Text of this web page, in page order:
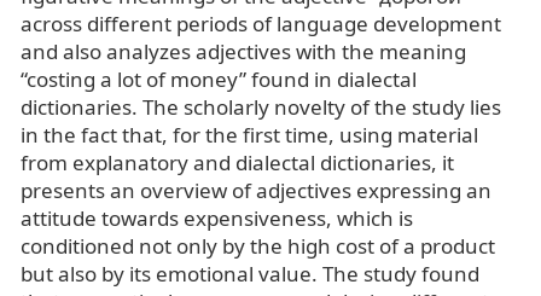
across different periods of language development
and also analyzes adjectives with the meaning
“costing a lot of money” found in dialectal
dictionaries. The scholarly novelty of the study lies
in the fact that, for the first time, using material
from explanatory and dialectal dictionaries, it
presents an overview of adjectives expressing an
attitude towards expensiveness, which is
conditioned not only by the high cost of a product
but also by its emotional value. The study found